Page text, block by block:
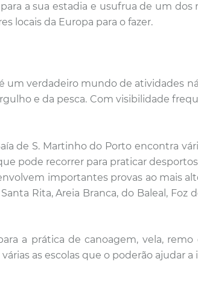
a sua estadia e usufrua de um
locais da Europa para o fazer.
um verdadeiro mundo de atividades
e da pesca. Com visibilidade
de S. Martinho do Porto encontra
pode recorrer para praticar
importantes provas ao mais
Rita, Areia Branca, do Baleal,
a prática de canoagem, vela,
as escolas que o poderão ajudar a